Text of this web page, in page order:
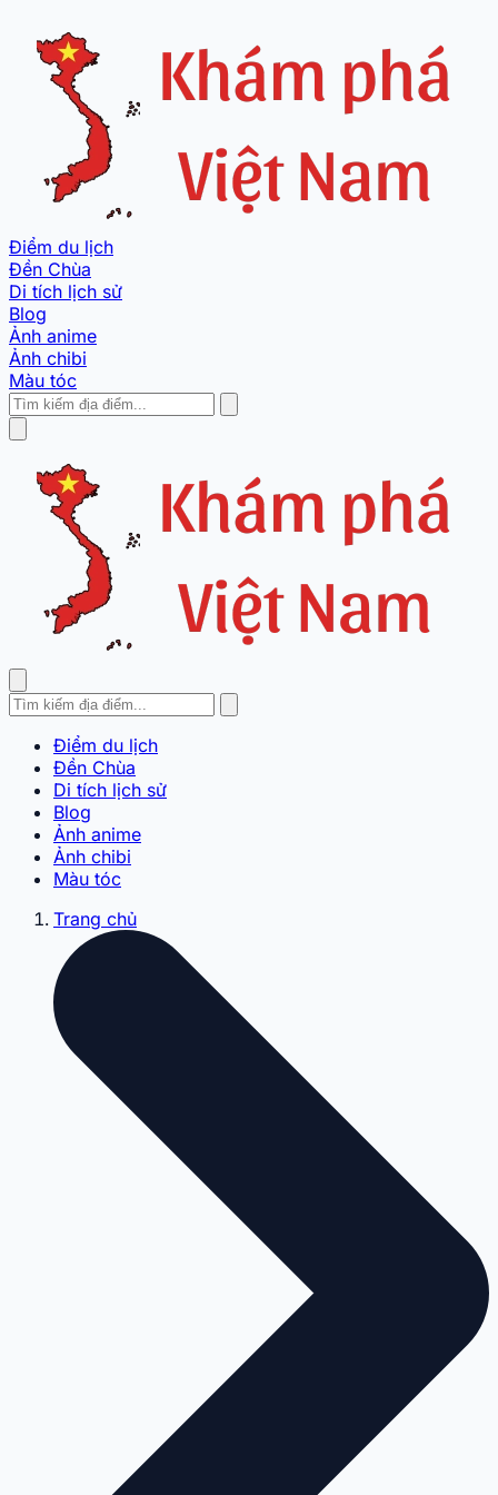
Điểm du lịch
Đền Chùa
Di tích lịch sử
Blog
Ảnh anime
Ảnh chibi
Màu tóc
Điểm du lịch
Đền Chùa
Di tích lịch sử
Blog
Ảnh anime
Ảnh chibi
Màu tóc
Trang chủ